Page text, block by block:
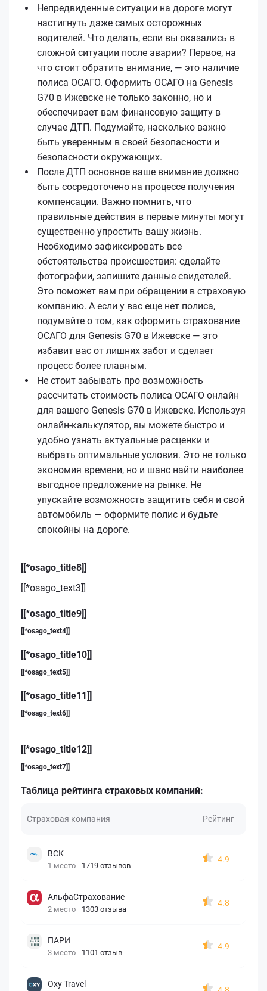
Непредвиденные ситуации на дороге могут
настигнуть даже самых осторожных
водителей. Что делать, если вы оказались в
сложной ситуации после аварии? Первое, на
что стоит обратить внимание, — это наличие
полиса ОСАГО. Оформить ОСАГО на Genesis
G70 в Ижевске не только законно, но и
обеспечивает вам финансовую защиту в
случае ДТП. Подумайте, насколько важно
быть уверенным в своей безопасности и
безопасности окружающих.
После ДТП основное ваше внимание должно
быть сосредоточено на процессе получения
компенсации. Важно помнить, что
правильные действия в первые минуты могут
существенно упростить вашу жизнь.
Необходимо зафиксировать все
обстоятельства происшествия: сделайте
фотографии, запишите данные свидетелей.
Это поможет вам при обращении в страховую
компанию. А если у вас еще нет полиса,
подумайте о том, как оформить страхование
ОСАГО для Genesis G70 в Ижевске — это
избавит вас от лишних забот и сделает
процесс более плавным.
Не стоит забывать про возможность
рассчитать стоимость полиса ОСАГО онлайн
для вашего Genesis G70 в Ижевске. Используя
онлайн-калькулятор, вы можете быстро и
удобно узнать актуальные расценки и
выбрать оптимальные условия. Это не только
экономия времени, но и шанс найти наиболее
выгодное предложение на рынке. Не
упускайте возможность защитить себя и свой
автомобиль — оформите полис и будьте
спокойны на дороге.
[[*osago_title8]]
[[*osago_text3]]
[[*osago_title9]]
[[*osago_text4]]
[[*osago_title10]]
[[*osago_text5]]
[[*osago_title11]]
[[*osago_text6]]
[[*osago_title12]]
[[*osago_text7]]
Таблица рейтинга страховых компаний:
Страховая компания Рейтинг
ВСК
1 место 1719 отзывов
4.9
АльфаСтрахование
2 место 1303 отзыва
4.8
ПАРИ
3 место 1101 отзыв
4.9
Oxy Travel